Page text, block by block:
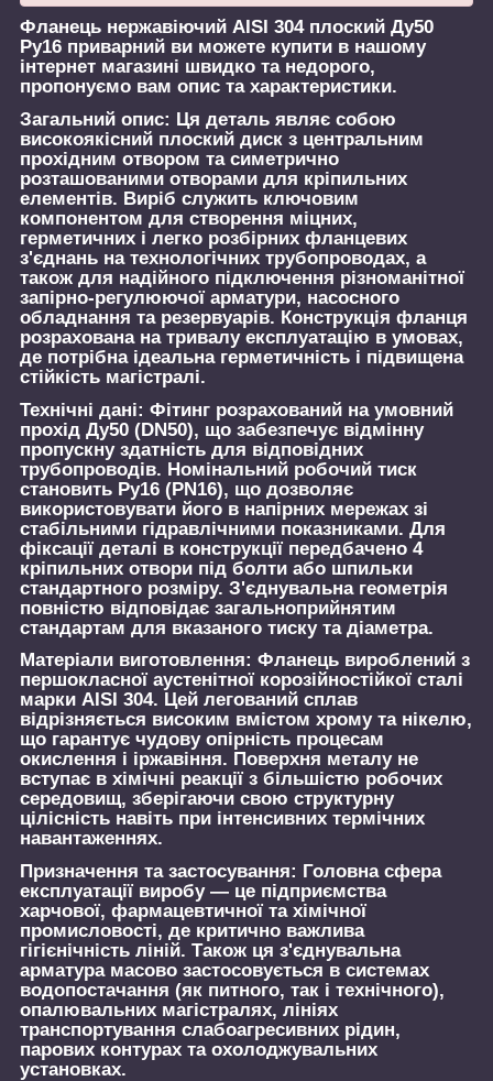
Фланець нержавіючий AISI 304 плоский Ду50
Ру16 приварний ви можете купити в нашому
інтернет магазині швидко та недорого,
пропонуємо вам опис та характеристики.
Загальний опис: Ця деталь являє собою
високоякісний плоский диск з центральним
прохідним отвором та симетрично
розташованими отворами для кріпильних
елементів. Виріб служить ключовим
компонентом для створення міцних,
герметичних і легко розбірних фланцевих
з'єднань на технологічних трубопроводах, а
також для надійного підключення різноманітної
запірно-регулюючої арматури, насосного
обладнання та резервуарів. Конструкція фланця
розрахована на тривалу експлуатацію в умовах,
де потрібна ідеальна герметичність і підвищена
стійкість магістралі.
Технічні дані: Фітинг розрахований на умовний
прохід Ду50 (DN50), що забезпечує відмінну
пропускну здатність для відповідних
трубопроводів. Номінальний робочий тиск
становить Ру16 (PN16), що дозволяє
використовувати його в напірних мережах зі
стабільними гідравлічними показниками. Для
фіксації деталі в конструкції передбачено 4
кріпильних отвори під болти або шпильки
стандартного розміру. З'єднувальна геометрія
повністю відповідає загальноприйнятим
стандартам для вказаного тиску та діаметра.
Матеріали виготовлення: Фланець вироблений з
першокласної аустенітної корозійностійкої сталі
марки AISI 304. Цей легований сплав
відрізняється високим вмістом хрому та нікелю,
що гарантує чудову опірність процесам
окислення і іржавіння. Поверхня металу не
вступає в хімічні реакції з більшістю робочих
середовищ, зберігаючи свою структурну
цілісність навіть при інтенсивних термічних
навантаженнях.
Призначення та застосування: Головна сфера
експлуатації виробу — це підприємства
харчової, фармацевтичної та хімічної
промисловості, де критично важлива
гігієнічність ліній. Також ця з'єднувальна
арматура масово застосовується в системах
водопостачання (як питного, так і технічного),
опалювальних магістралях, лініях
транспортування слабоагресивних рідин,
парових контурах та охолоджувальних
установках.